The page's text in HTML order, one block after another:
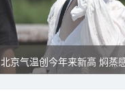
北京气温创今年来新高 焖蒸